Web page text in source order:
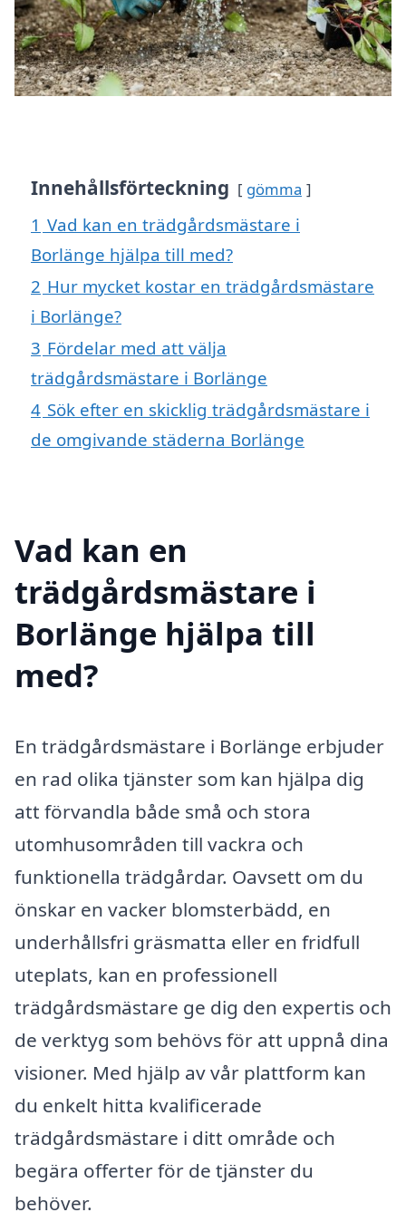
Innehållsförteckning gömma
1 Vad kan en trädgårdsmästare i
Borlänge hjälpa till med?
2 Hur mycket kostar en trädgårdsmästare
i Borlänge?
3 Fördelar med att välja
trädgårdsmästare i Borlänge
4 Sök efter en skicklig trädgårdsmästare i
de omgivande städerna Borlänge
Vad kan en
trädgårdsmästare i
Borlänge hjälpa till
med?
En trädgårdsmästare i Borlänge erbjuder
en rad olika tjänster som kan hjälpa dig
att förvandla både små och stora
utomhusområden till vackra och
funktionella trädgårdar. Oavsett om du
önskar en vacker blomsterbädd, en
underhållsfri gräsmatta eller en fridfull
uteplats, kan en professionell
trädgårdsmästare ge dig den expertis och
de verktyg som behövs för att uppnå dina
visioner. Med hjälp av vår plattform kan
du enkelt hitta kvalificerade
trädgårdsmästare i ditt område och
begära offerter för de tjänster du
behöver.